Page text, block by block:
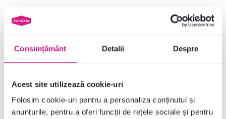
Consimțământ Detalii Despre
Acest site utilizează cookie-uri
Folosim cookie-uri pentru a personaliza conținutul și
anunțurile, pentru a oferi funcții de rețele sociale și pentru